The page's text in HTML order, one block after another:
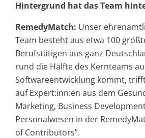
Hintergrund hat das Team
RemedyMatch: Unser
Team besteht aus etwa 100
Berufstätigen aus ganz
rund die Hälfte des Kernteams
Softwareentwicklung kommt,
auf Expert:inn:en aus dem
Marketing, Business
Personalwesen in der
of Contributors”.